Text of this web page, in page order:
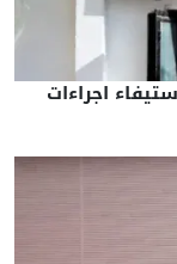
اجراءات